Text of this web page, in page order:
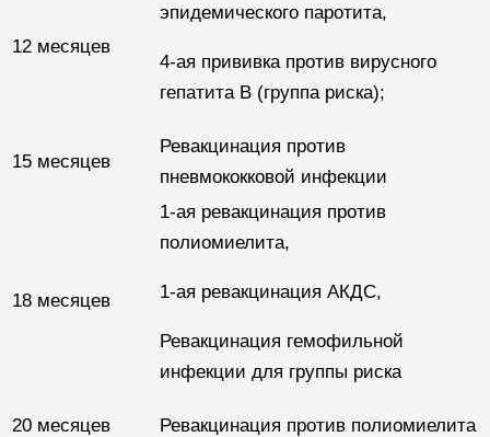
12 месяцев
эпидемического паротита,
4-ая прививка против вирусного
гепатита B (группа риска);
15 месяцев
Ревакцинация против
пневмококковой инфекции
18 месяцев
1-ая ревакцинация против
полиомиелита,
1-ая ревакцинация АКДС,
Ревакцинация гемофильной
инфекции для группы риска
20 месяцев Ревакцинация против полиомиелита